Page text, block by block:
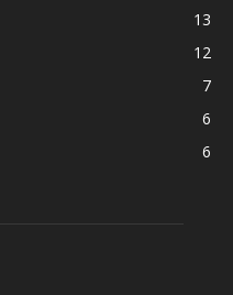
13
12
7
6
6